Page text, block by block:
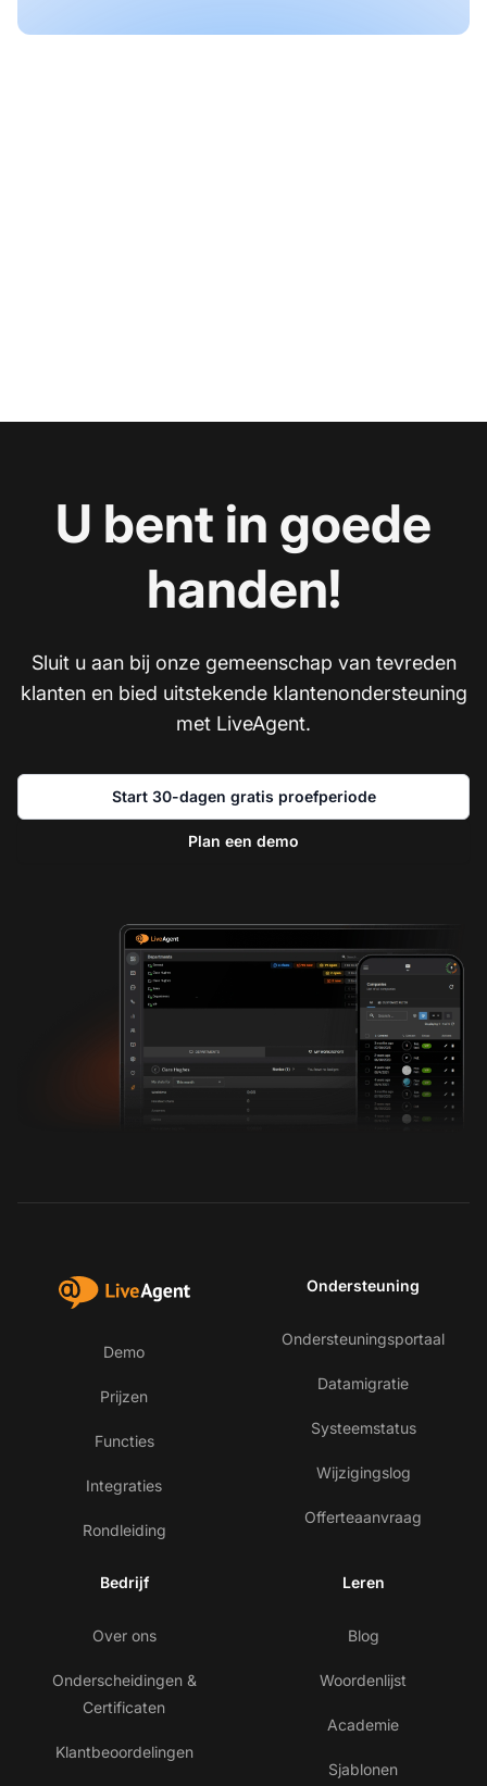
U bent in goede
handen!
Sluit u aan bij onze gemeenschap van tevreden
klanten en bied uitstekende klantenondersteuning
met LiveAgent.
Start 30-dagen gratis proefperiode
Plan een demo
Demo
Prijzen
Functies
Integraties
Rondleiding
Ondersteuning
Ondersteuningsportaal
Datamigratie
Systeemstatus
Wijzigingslog
Offerteaanvraag
Bedrijf
Over ons
Onderscheidingen &
Certificaten
Klantbeoordelingen
Leren
Blog
Woordenlijst
Academie
Sjablonen